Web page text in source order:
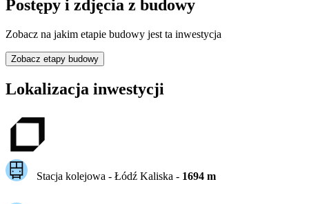
Postępy i zdjęcia z budowy
Zobacz na jakim etapie budowy jest ta inwestycja
Zobacz etapy budowy
Lokalizacja inwestycji
Stacja kolejowa - Łódź Kaliska - 1694m